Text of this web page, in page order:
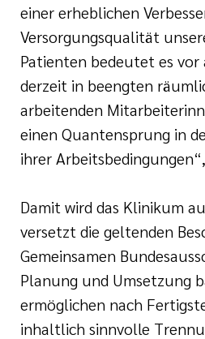
einer erheblichen
Versorgungsqualität
Patienten bedeutet es
derzeit in beengten
arbeitenden
einen Quantensprung in
ihrer
Damit wird das Klinikum
versetzt die geltenden
Gemeinsamen
Planung und Umsetzung
ermöglichen nach
inhaltlich sinnvolle